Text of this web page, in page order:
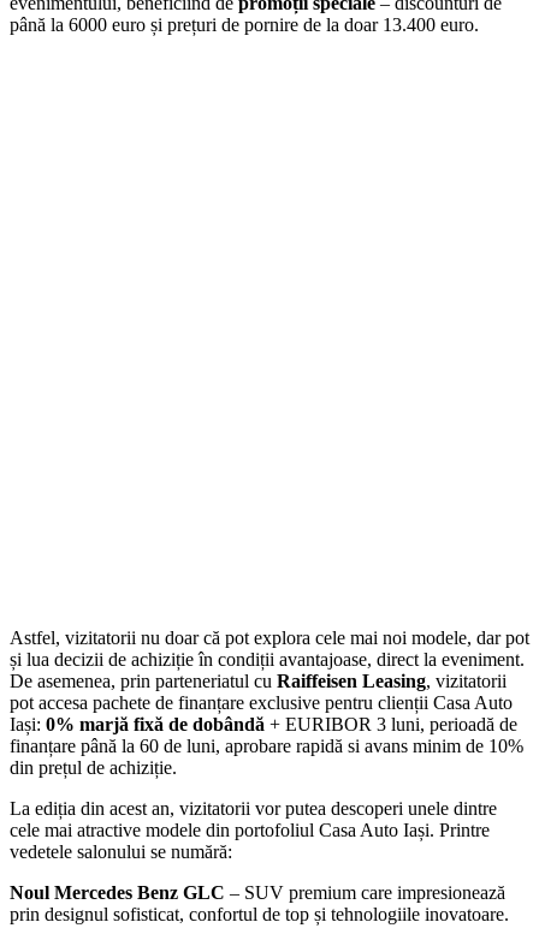
până la 6000 euro și prețuri de pornire de la doar 13.400 euro.
Astfel, vizitatorii nu doar că pot explora cele mai noi modele, dar pot
și lua decizii de achiziție în condiții avantajoase, direct la eveniment.
De asemenea, prin parteneriatul cu Raiffeisen Leasing, vizitatorii
pot accesa pachete de finanțare exclusive pentru clienții Casa Auto
Iași: 0% marjă fixă de dobândă + EURIBOR 3 luni, perioadă de
finanțare până la 60 de luni, aprobare rapidă si avans minim de 10%
din prețul de achiziție.
La ediția din acest an, vizitatorii vor putea descoperi unele dintre
cele mai atractive modele din portofoliul Casa Auto Iași. Printre
vedetele salonului se numără:
Noul Mercedes Benz GLC – SUV premium care impresionează
prin designul sofisticat, confortul de top și tehnologiile inovatoare.